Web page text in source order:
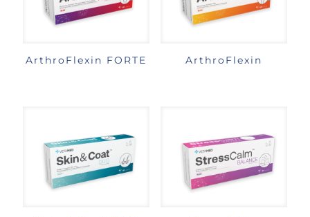
ArthroFlexin FORTE ArthroFlexin